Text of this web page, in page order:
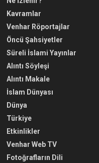
Kavramlar
Venhar Röportajlar
Öncü Şahsiyetler
Süreli İslami Yayınlar
Alıntı Söyleşi
Alıntı Makale
İslam Dünyası
Dünya
Türkiye
Etkinlikler
Venhar Web TV
Fotoğrafların Dili